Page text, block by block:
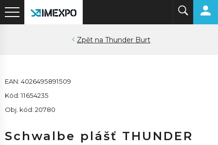
Thunder Burt
EAN: 4026495891509
Kód: 11654235
Obj. kód: 20780
Schwalbe plášť THUNDER